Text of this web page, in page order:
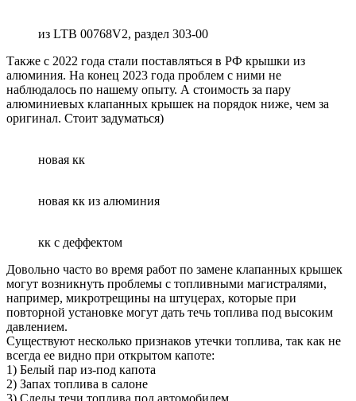
из LTB 00768V2, раздел 303-00
Также с 2022 года стали поставляться в РФ крышки из
алюминия. На конец 2023 года проблем с ними не
наблюдалось по нашему опыту. А стоимость за пару
алюминиевых клапанных крышек на порядок ниже, чем за
оригинал. Стоит задуматься)
новая кк
новая кк из алюминия
кк с деффектом
Довольно часто во время работ по замене клапанных крышек
могут возникнуть проблемы с топливными магистралями,
например, микротрещины на штуцерах, которые при
повторной установке могут дать течь топлива под высоким
давлением.
Существуют несколько признаков утечки топлива, так как не
всегда ее видно при открытом капоте:
1) Белый пар из-под капота
2) Запах топлива в салоне
3) Следы течи топлива под автомобилем